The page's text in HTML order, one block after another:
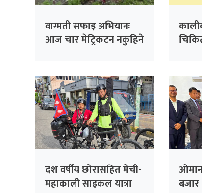
वाग्मती सफाइ अभियानः
आज चार मेट्रिकटन नकुहिने
दश वर्षीय छोरासहित मेची-
महाकाली साइकल यात्रा
बजार